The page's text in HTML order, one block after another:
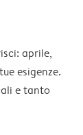
aprile,
esigenze.
e tanto